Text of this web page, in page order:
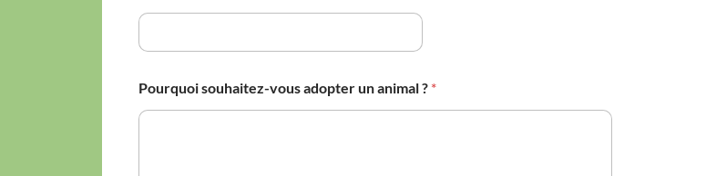
Pourquoi souhaitez-vous adopter un animal ? *